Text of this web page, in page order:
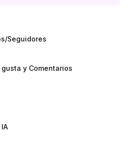
Seguidores
y Comentarios